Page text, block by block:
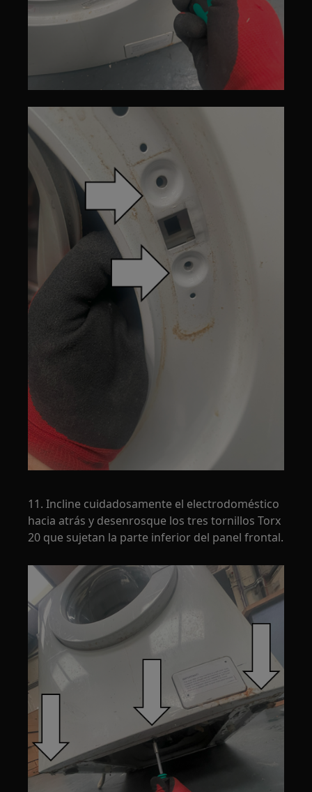
11. Incline cuidadosamente el electrodoméstico
hacia atrás y desenrosque los tres tornillos Torx
20 que sujetan la parte inferior del panel frontal.